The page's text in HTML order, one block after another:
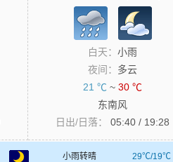
白天： 小雨
夜间： 多云
21 ℃ ~ 30 ℃
东南风
日出/日落：
05:40 / 19:28
小雨转晴 29℃/19℃